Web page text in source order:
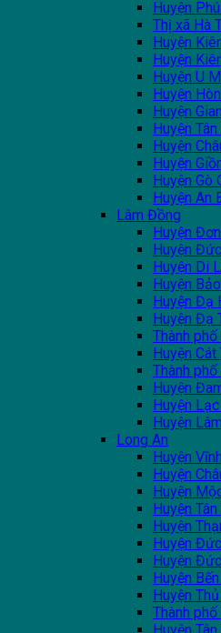
Huyện
Thị xã Hà
Huyện
Huyện
Huyện U
Huyện
Huyện
Huyện
Huyện
Huyện
Huyện Gò
Huyện An
Lâm Đồng
Huyện
Huyện
Huyện Di
Huyện
Huyện Đạ
Huyện Đạ
Thành
Huyện Cát
Thành
Huyện
Huyện
Huyện
Long An
Huyện
Huyện
Huyện
Huyện
Huyện
Huyện
Huyện
Huyện
Huyện
Thành phố